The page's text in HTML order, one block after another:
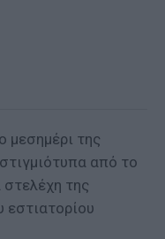
μεσημέρι της
από το
στελέχη της
εστιατορίου